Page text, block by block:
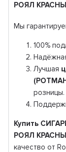
РОЯЛ
Мы
100%
Лучшая
розницы.
Купить
РОЯЛ
качество от